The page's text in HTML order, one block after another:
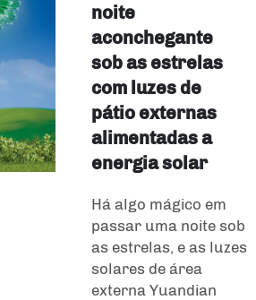
noite
aconchegante
sob as estrelas
com luzes de
pátio externas
alimentadas a
energia solar
Há algo mágico em
passar uma noite sob
as estrelas, e as luzes
solares de área
externa Yuandian